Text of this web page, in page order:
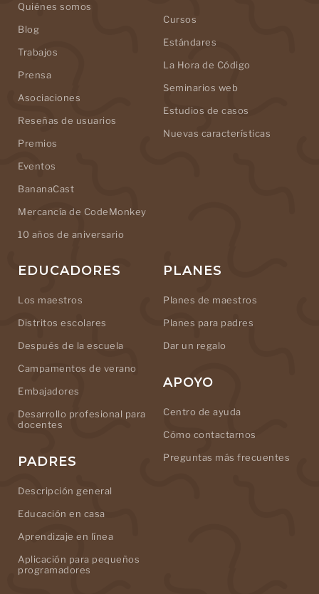
Quiénes somos
Blog
Trabajos
Prensa
Asociaciones
Reseñas de usuarios
Premios
Eventos
BananaCast
Mercancía de CodeMonkey
10 años de aniversario
Cursos
Estándares
La Hora de Código
Seminarios web
Estudios de casos
Nuevas características
EDUCADORES
Los maestros
Distritos escolares
Después de la escuela
Campamentos de verano
Embajadores
Desarrollo profesional para
docentes
PADRES
Descripción general
Educación en casa
Aprendizaje en línea
Aplicación para pequeños
programadores
PLANES
Planes de maestros
Planes para padres
Dar un regalo
APOYO
Centro de ayuda
Cómo contactarnos
Preguntas más frecuentes